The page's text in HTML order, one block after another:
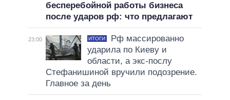
бесперебойной работы бизнеса
после ударов рф: что предлагают
23:00 ИТОГИ
Рф массированно
ударила по Киеву и
области, а экс-послу
Стефанишиной вручили подозрение.
Главное за день